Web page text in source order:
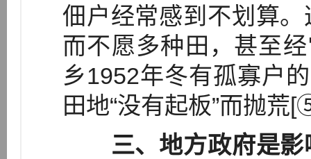
佃户经常感到不划算
而不愿多种田，甚至
乡1952年冬有孤寡户
田地“没有起板”而抛荒
三、地方政府是